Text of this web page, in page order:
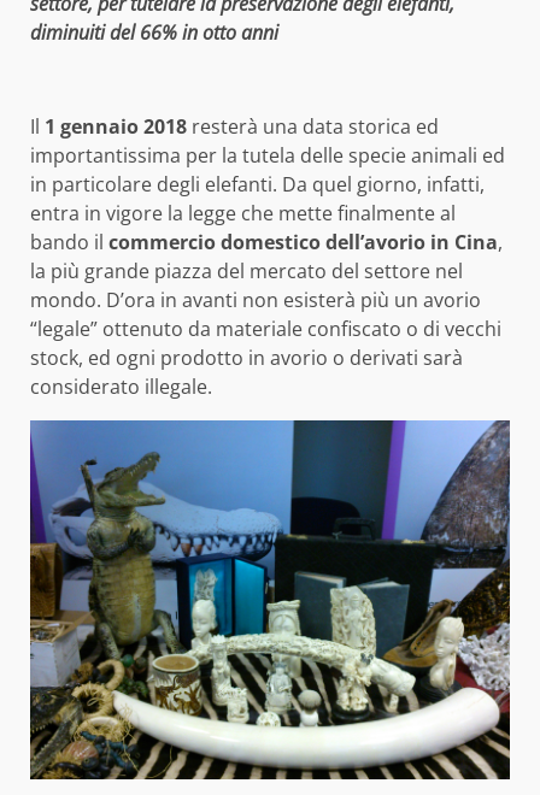
diminuiti del 66% in otto anni
Il 1 gennaio 2018 resterà una data storica ed
importantissima per la tutela delle specie animali ed
in particolare degli elefanti. Da quel giorno, infatti,
entra in vigore la legge che mette finalmente al
bando il commercio domestico dell’avorio in Cina,
la più grande piazza del mercato del settore nel
mondo. D’ora in avanti non esisterà più un avorio
“legale” ottenuto da materiale confiscato o di vecchi
stock, ed ogni prodotto in avorio o derivati sarà
considerato illegale.